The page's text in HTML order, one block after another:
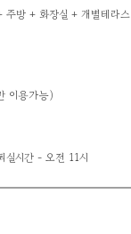
주방 + 화장실 + 개별테라스
이용가능)
실시간 - 오전 11시